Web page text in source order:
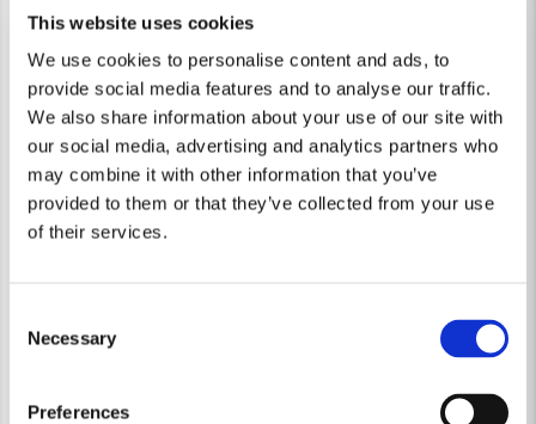
This website uses cookies
We use cookies to personalise content and ads, to
provide social media features and to analyse our traffic.
We also share information about your use of our site with
our social media, advertising and analytics partners who
may combine it with other information that you’ve
provided to them or that they’ve collected from your use
of their services.
Selection
Necessary
Preferences